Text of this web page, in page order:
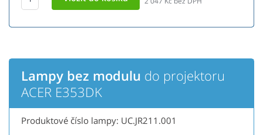
Lampy bez modulu do projektoru
ACER E353DK
Produktové číslo lampy: UC.JR211.001